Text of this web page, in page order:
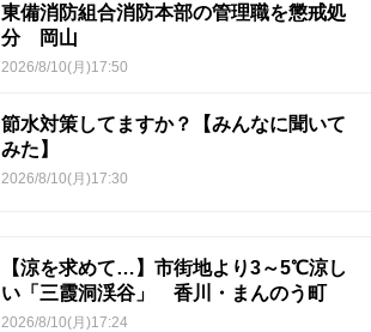
東備消防組合消防本部の管理職を懲戒処
分 岡山
2026/8/10(月)17:50
節水対策してますか？【みんなに聞いて
みた】
2026/8/10(月)17:30
【涼を求めて…】市街地より3～5℃涼し
い「三霞洞渓谷」 香川・まんのう町
2026/8/10(月)17:24